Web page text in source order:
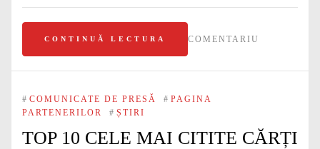
CONTINUĂ LECTURA COMENTARIU
# COMUNICATE DE PRESĂ # PAGINA
PARTENERILOR
# ȘTIRI
TOP 10 CELE MAI CITITE CĂRȚI